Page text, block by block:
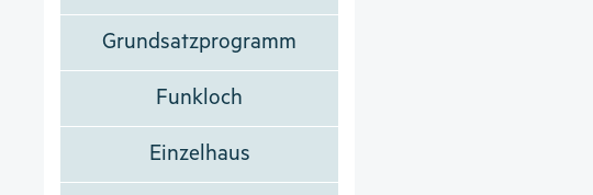
Grundsatzprogramm
Funkloch
Einzelhaus